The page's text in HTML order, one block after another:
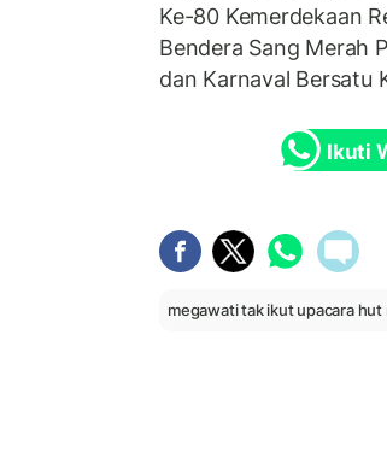
Ke-80 Kemerdekaan
Bendera Sang Merah
dan Karnaval Bersatu
Ikuti
megawati tak ikut upacara hut